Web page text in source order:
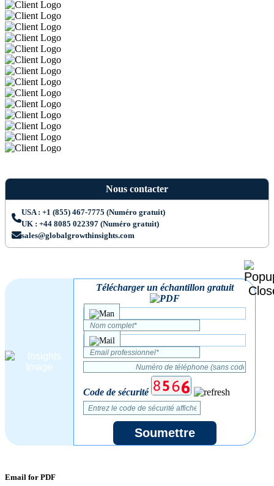
Nous contacter
USA : +1 (855) 467-7775 (Numéro gratuit)
UK : +44 8085 022397 (Numéro gratuit)
sales@globalgrowthinsights.com
Télécharger un échantillon gratuit
Code de sécurité
Soumettre
Email for PDF